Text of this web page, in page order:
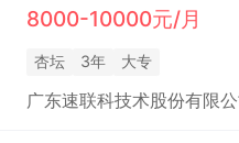
8000-10000元/月
杏坛 3年 大专
广东速联科技术股份有限公